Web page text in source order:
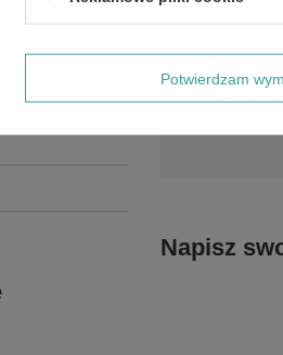
Napisz
Potwierdzam